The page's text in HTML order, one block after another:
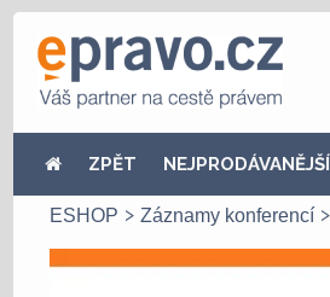
ZPĚT NEJPRODÁVANĚJŠÍ
ESHOP Záznamy konferencí